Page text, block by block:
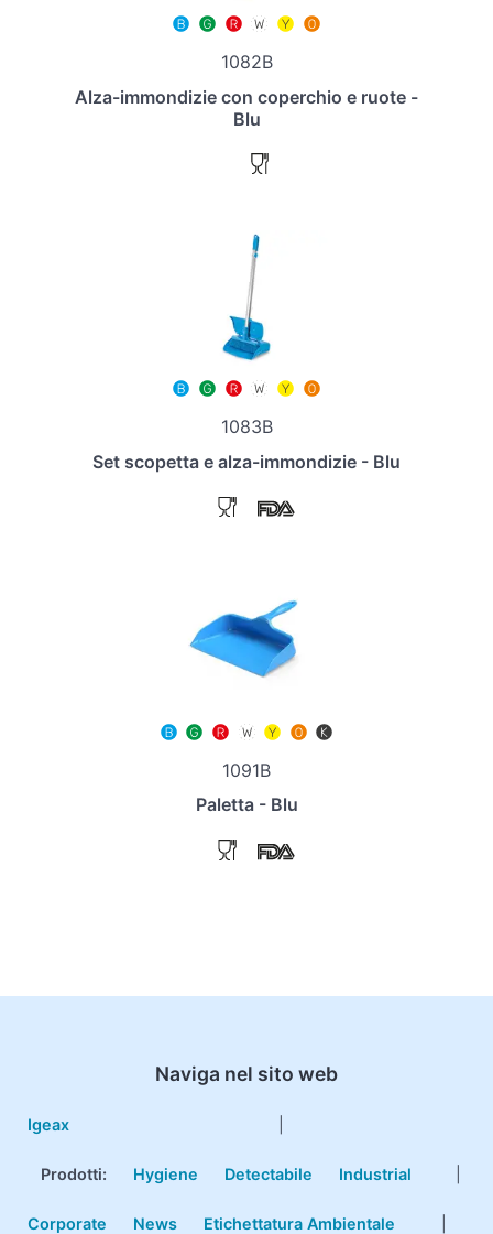
1082B
Alza-immondizie con coperchio e ruote -
Blu
1083B
Set scopetta e alza-immondizie - Blu
1091B
Paletta - Blu
Naviga nel sito web
Igeax
Prodotti: Hygiene Detectabile Industrial
Corporate News Etichettatura Ambientale